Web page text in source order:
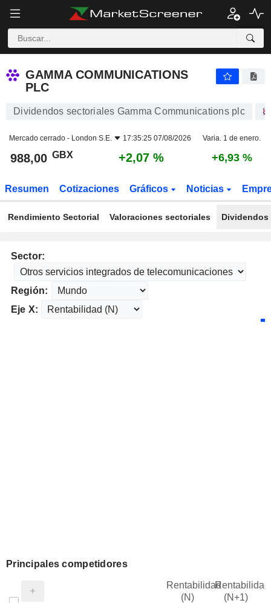
GAMMA COMMUNICATIONS
PLC
Dividendos sectoriales Gamma Communications plc
Mercado cerrado - London S.E. 17:35:25 07/08/2026 Varia. 1 de enero.
988,00 GBX +2,07 % +6,93 %
Resumen Cotizaciones Gráficos Noticias
Rendimiento Sectorial Valoraciones sectoriales
Sector:
Región:
Eje X:
Principales competidores
Rentabilidad
(N)
Rentabilidad
(N+1)